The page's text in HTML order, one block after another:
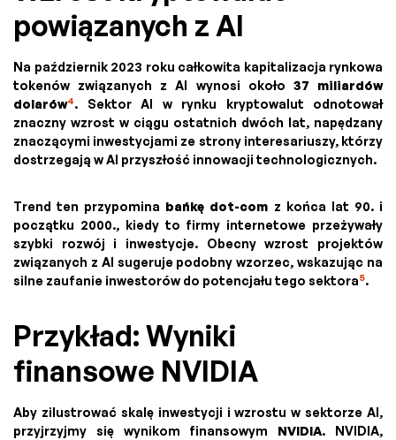
powiązanych z AI
Na październik 2023 roku całkowita kapitalizacja rynkowa
tokenów związanych z AI wynosi około 37 miliardów
dolarów4. Sektor AI w rynku kryptowalut odnotował
znaczny wzrost w ciągu ostatnich dwóch lat, napędzany
znaczącymi inwestycjami ze strony interesariuszy, którzy
dostrzegają w AI przyszłość innowacji technologicznych.
Trend ten przypomina bańkę dot-com z końca lat 90. i
początku 2000., kiedy to firmy internetowe przeżywały
szybki rozwój i inwestycje. Obecny wzrost projektów
związanych z AI sugeruje podobny wzorzec, wskazując na
silne zaufanie inwestorów do potencjału tego sektora5.
Przykład: Wyniki
finansowe NVIDIA
Aby zilustrować skalę inwestycji i wzrostu w sektorze AI,
przyjrzyjmy się wynikom finansowym NVIDIA. NVIDIA,